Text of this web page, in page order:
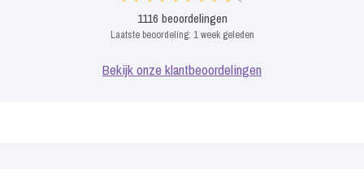
1116 beoordelingen
Laatste beoordeling: 1 week geleden
Bekijk onze klantbeoordelingen